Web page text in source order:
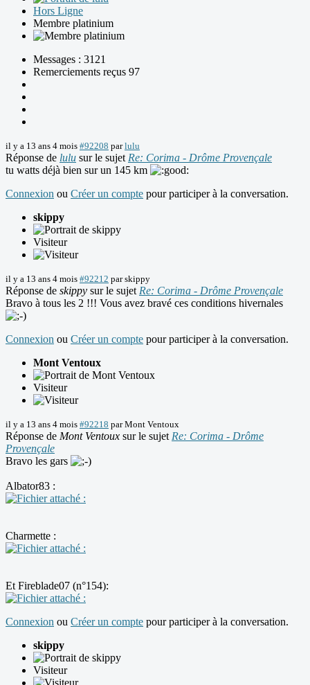
Hors Ligne
Membre platinium
Messages : 3121
Remerciements reçus 97
il y a 13 ans 4 mois #92208 parlulu
Réponse de lulu sur le sujet Re: Corima - Drôme Provençale
tu watts déjà bien sur un 145 km
Connexion ou Créer un compte pour participer à la conversation.
skippy
Visiteur
il y a 13 ans 4 mois #92212 parskippy
Réponse de skippy sur le sujet Re: Corima - Drôme Provençale
Bravo à tous les 2 !!! Vous avez bravé ces conditions hivernales
Connexion ou Créer un compte pour participer à la conversation.
Mont Ventoux
Visiteur
il y a 13 ans 4 mois #92218 parMont Ventoux
Réponse de Mont Ventoux sur le sujet Re: Corima - Drôme
Provençale
Bravo les gars
Albator83 :
Charmette :
Et Fireblade07 (n°154):
Connexion ou Créer un compte pour participer à la conversation.
skippy
Visiteur